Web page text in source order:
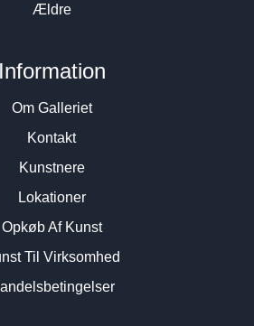
Ældre
Information
Om Galleriet
Kontakt
Kunstnere
Lokationer
Opkøb Af Kunst
Til Virksomhed